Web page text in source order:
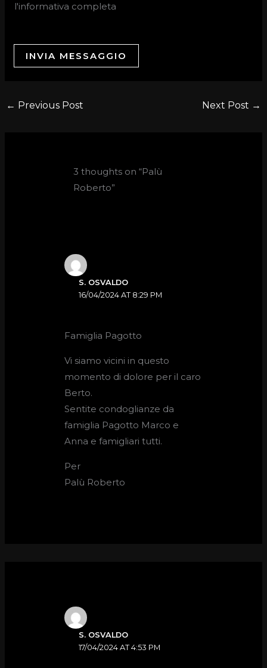
l'informativa completa
INVIA MESSAGGIO
← Previous Post Next Post →
3 thoughts on “Palù
Roberto”
S. OSVALDO
16/04/2024 AT 8:29 PM
Famiglia Pagotto
Vi siamo vicini in questo
momento di dolore per il caro
Berto.
Sentite condoglianze da
famiglia Pagotto Marco e
Anna e famigliari tutti.
Per
Palù Roberto
S. OSVALDO
17/04/2024 AT 4:53 PM